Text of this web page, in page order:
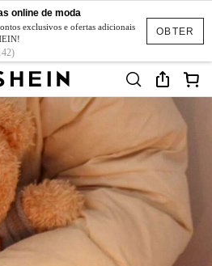
OBTER
online de moda
exclusivos e ofertas adicionais